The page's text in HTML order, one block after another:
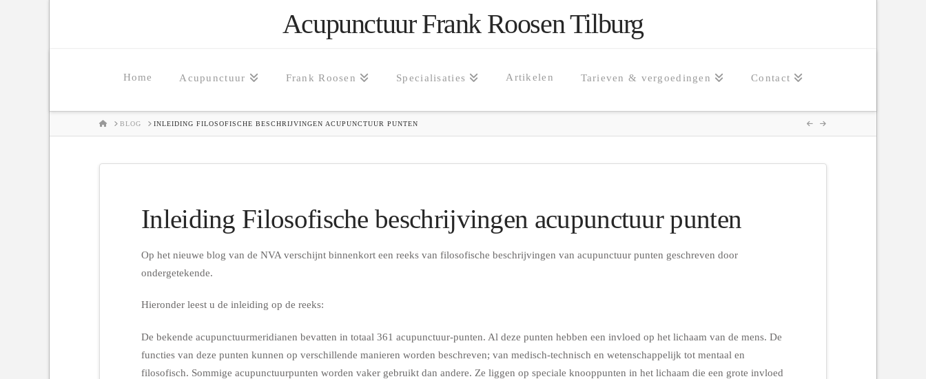
Acupunctuur Frank Roosen Tilburg
Home Acupunctuur Frank Roosen Specialisaties Artikelen Tarieven & vergoedingen Contact
HOMEBLOG INLEIDING FILOSOFISCHE BESCHRIJVINGEN ACUPUNCTUUR PUNTEN
Inleiding Filosofische beschrijvingen acupunctuur punten
Op het nieuwe blog van de NVA verschijnt binnenkort een reeks van filosofische beschrijvingen van acupunctuur punten geschreven door
ondergetekende.
Hieronder leest u de inleiding op de reeks:
De bekende acupunctuurmeridianen bevatten in totaal 361 acupunctuur-punten. Al deze punten hebben een invloed op het lichaam van de mens. De
functies van deze punten kunnen op verschillende manieren worden beschreven; van medisch-technisch en wetenschappelijk tot mentaal en
filosofisch. Sommige acupunctuurpunten worden vaker gebruikt dan andere. Ze liggen op speciale knooppunten in het lichaam die een grote invloed